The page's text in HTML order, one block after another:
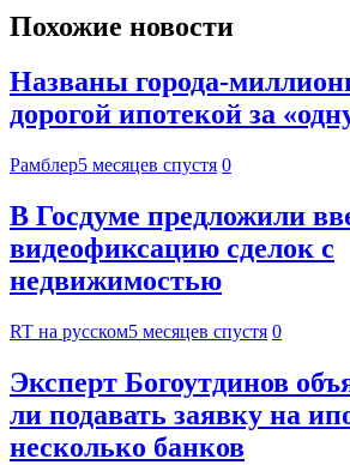
Похожие новости
Названы города-
дорогой ипотекой за
Рамблер5 месяцев спустя 0
В Госдуме предложили
видеофиксацию сделок с
недвижимостью
RT на русском5 месяцев спустя 0
Эксперт Богоутдинов
ли подавать заявку на
несколько банков